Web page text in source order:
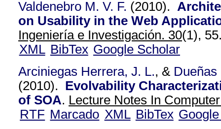
Valdenebro M. V. F. (2010).
on Usability in the Web
Ingeniería e Investigación. 30(1),
XML BibTex Google Scholar
Arciniegas Herrera, J. L., & Dueñas
(2010). Evolvability
of SOA. Lecture Notes In
RTF Marcado XML BibTex